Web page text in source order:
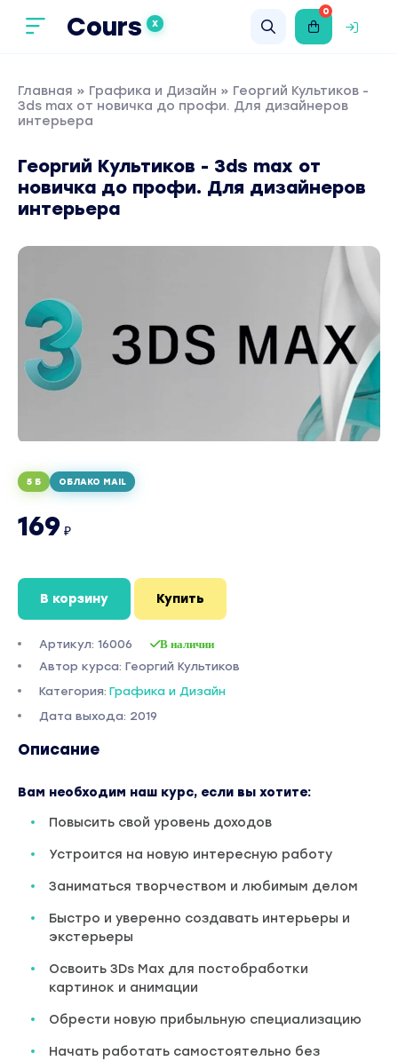
Cours X
0
Главная » Графика и Дизайн » Георгий Культиков -
3ds max от новичка до профи. Для дизайнеров
интерьера
Георгий Культиков - 3ds max от
новичка до профи. Для дизайнеров
интерьера
5 Б ОБЛАКО MAIL
169 ₽
В корзину Купить
Артикул: 16006 В наличии
Автор курса: Георгий Культиков
Категория: Графика и Дизайн
Дата выхода: 2019
Описание
Вам необходим наш курс, если вы хотите:
Повысить свой уровень доходов
Устроится на новую интересную работу
Заниматься творчеством и любимым делом
Быстро и уверенно создавать интерьеры и
экстерьеры
Освоить 3Ds Max для постобработки
картинок и анимации
Обрести новую прибыльную специализацию
Начать работать самостоятельно без